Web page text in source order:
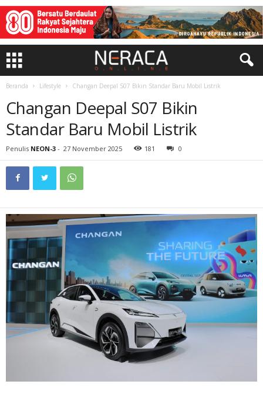
Beranda Lifestyle Changan Deepal S07 Bikin Standar Baru Mobil Listrik
Changan Deepal S07 Bikin
Standar Baru Mobil Listrik
Penulis NEON-3 - 27 November 2025 181 0